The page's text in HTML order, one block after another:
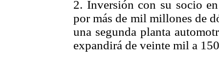
2. Inversión con su socio
por más de mil millones de
una segunda planta
expandirá de veinte mil a